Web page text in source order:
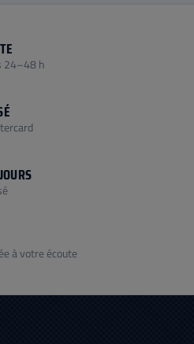
24–48 h
à votre écoute